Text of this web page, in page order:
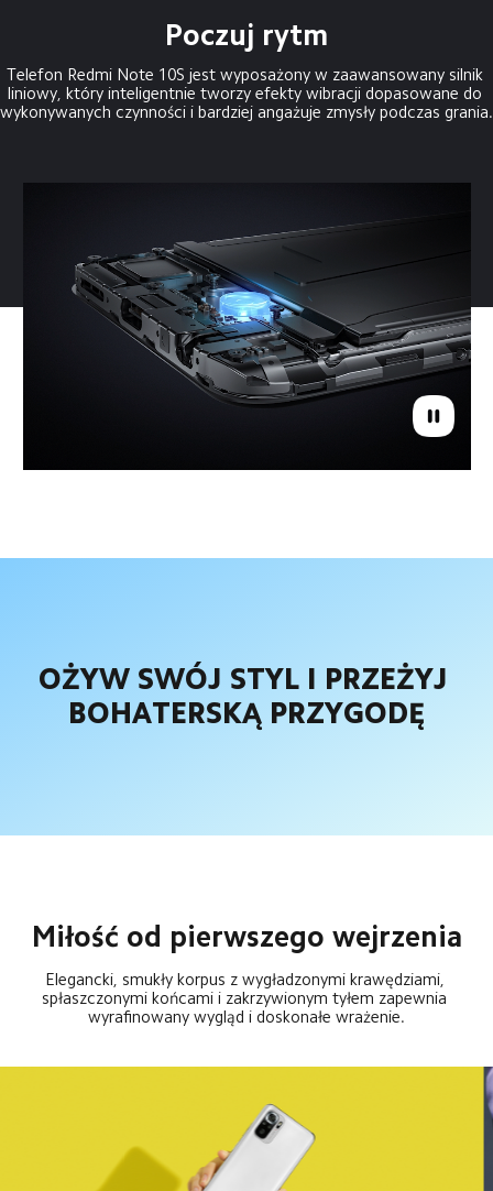
Poczuj rytm
Telefon Redmi Note 10S jest wyposażony w zaawansowany silnik
liniowy, który inteligentnie tworzy efekty wibracji dopasowane do
wykonywanych czynności i bardziej angażuje zmysły podczas grania.
OŻYW SWÓJ STYL I PRZEŻYJ
BOHATERSKĄ PRZYGODĘ
Miłość od pierwszego wejrzenia
Elegancki, smukły korpus z wygładzonymi krawędziami,
spłaszczonymi końcami i zakrzywionym tyłem zapewnia
wyrafinowany wygląd i doskonałe wrażenie.